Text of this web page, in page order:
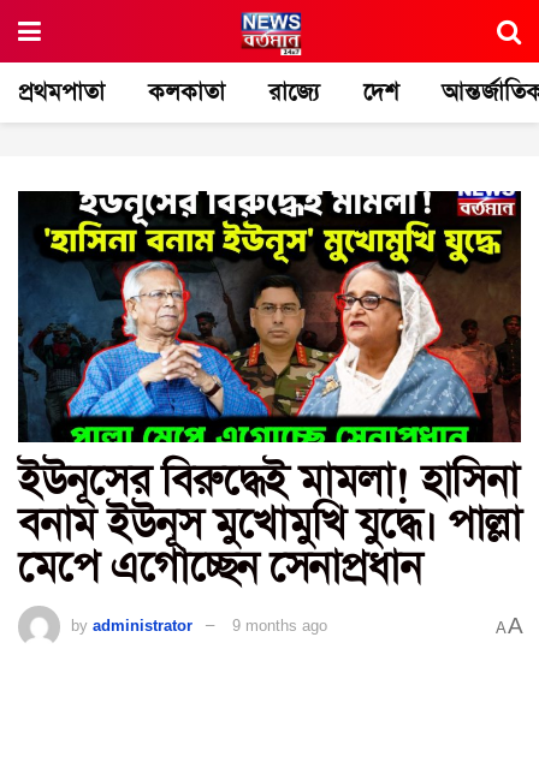
প্রথমপাতা কলকাতা রাজ্যে দেশ
ইউনূসের বিরুদ্ধেই মামলা! হাসিনা
বনাম ইউনূস মুখোমুখি যুদ্ধে। পাল্লা
মেপে এগোচ্ছেন সেনাপ্রধান
by administrator 9 months ago AA